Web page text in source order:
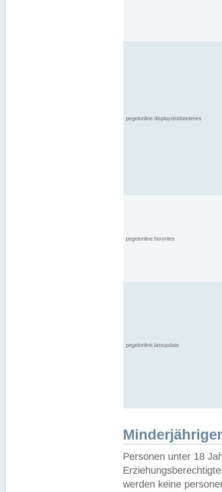
pegelonline.displaydstdatetimes
pegelonline.favorites
pegelonline.lastupdate
Personen unter 18
werden keine